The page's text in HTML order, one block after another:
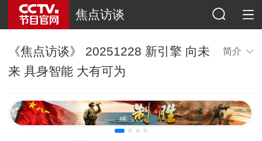
焦点访谈
《焦点访谈》 20251228 新引擎 向未
来 具身智能 大有可为
简介